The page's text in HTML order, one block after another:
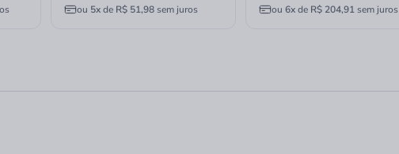
ou 5xde R$ 51,98sem juros ou 6xde R$ 204,91sem juros